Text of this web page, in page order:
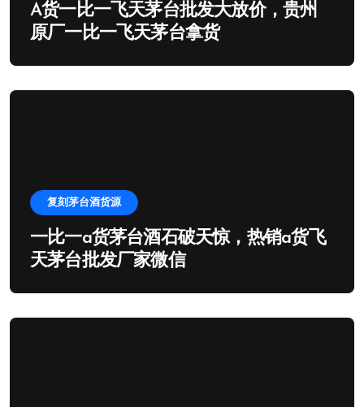
A货一比一飞天茅台批发大放价，贵州
原厂一比一飞天茅台拿货
复刻茅台酒货源
一比一a货茅台酒石破天惊，热销a货飞
天茅台批发厂家微信